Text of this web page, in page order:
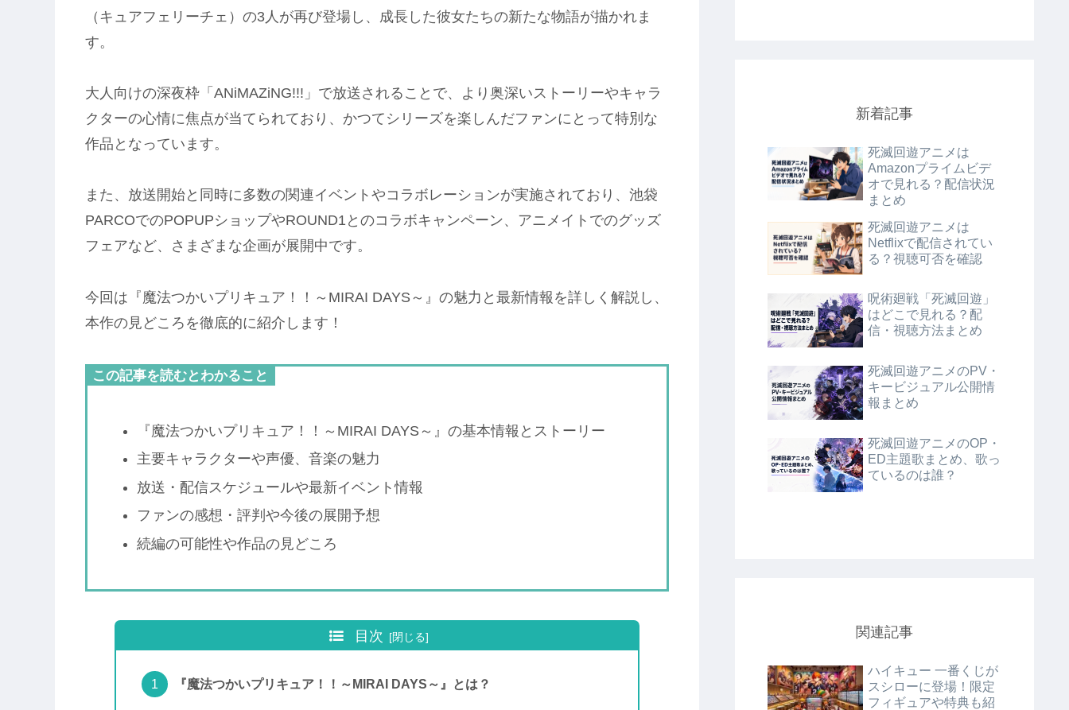
（キュアフェリーチェ）の3人が再び登場し、成長した彼女たちの新たな物語が描かれま
す。
大人向けの深夜枠「ANiMAZiNG!!!」で放送されることで、より奥深いストーリーやキャラ
クターの心情に焦点が当てられており、かつてシリーズを楽しんだファンにとって特別な
作品となっています。
また、放送開始と同時に多数の関連イベントやコラボレーションが実施されており、池袋
PARCOでのPOPUPショップやROUND1とのコラボキャンペーン、アニメイトでのグッズ
フェアなど、さまざまな企画が展開中です。
今回は『魔法つかいプリキュア！！～MIRAI DAYS～』の魅力と最新情報を詳しく解説し、
本作の見どころを徹底的に紹介します！
この記事を読むとわかること
『魔法つかいプリキュア！！～MIRAI DAYS～』の基本情報とストーリー
主要キャラクターや声優、音楽の魅力
放送・配信スケジュールや最新イベント情報
ファンの感想・評判や今後の展開予想
続編の可能性や作品の見どころ
目次
『魔法つかいプリキュア！！～MIRAI DAYS～』とは？
新着記事
死滅回遊アニメは
Amazonプライムビデ
オで見れる？配信状況
まとめ
死滅回遊アニメは
Netflixで配信されてい
る？視聴可否を確認
呪術廻戦「死滅回遊」
はどこで見れる？配
信・視聴方法まとめ
死滅回遊アニメのPV・
キービジュアル公開情
報まとめ
死滅回遊アニメのOP・
ED主題歌まとめ、歌っ
ているのは誰？
関連記事
ハイキュー 一番くじが
スシローに登場！限定
フィギュアや特典も紹